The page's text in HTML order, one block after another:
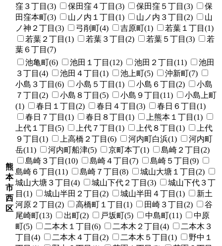
窪３丁目(3)
保田窪４丁目(3) 保田窪５丁目(3)
保
田窪本町(3)
山ノ内１丁目(1) 山ノ内３丁目(2)
山
ノ神２丁目(3)
弓削町(4) 吉原町(1)
若葉１丁目(1)
若葉２丁目(1)
若葉３丁目(2) 若葉５丁目(3)
若
葉６丁目(7)
熊
本
市
西
区
池亀町(6) 池田１丁目(12) 池田２丁目(11)
池田
３丁目(4)
池田４丁目(1) 池上町(5)
沖新町(7)
小島３丁目(6)
小島５丁目(1) 小島６丁目(2)
小島
７丁目(2)
小島８丁目(5) 小島９丁目(11)
小島上町
(1)
春日１丁目(2) 春日４丁目(3)
春日６丁目(1)
春日７丁目(1)
春日８丁目(1)
上熊本１丁目(1)
上代１丁目(5)
上代７丁目(1) 上代８丁目(1)
上代
９丁目(1)
上高橋２丁目(6) 河内町白浜(1)
河内町
岳(11)
河内町船津(5) 京町本丁(1)
島崎２丁目(2)
島崎３丁目(10)
島崎４丁目(7)
島崎５丁目(9)
島崎６丁目(11)
島崎７丁目(8)
城山大塘１丁目(2)
城山大塘３丁目(4)
城山下代２丁目(3)
城山下代３丁
目(1)
城山半田２丁目(2) 城山半田４丁目(1)
新土
河原２丁目(2)
高橋町１丁目(1) 田崎３丁目(2)
谷
尾崎町(13)
出町(2) 戸坂町(5) 中島町(11)
中原
町(5)
二本木１丁目(6) 二本木２丁目(4)
二本木３
丁目(4)
二本木４丁目(2) 二本木５丁目(1)
野中１